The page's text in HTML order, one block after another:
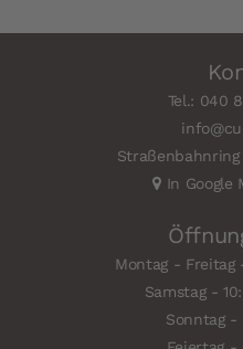
Tel.: 040
Straßenbahnring
In Google
Montag - Freitag
Samstag -
Sonntag -